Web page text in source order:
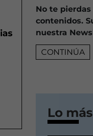
No te
contenidos.
nuestra
CONTINÚA
Lo